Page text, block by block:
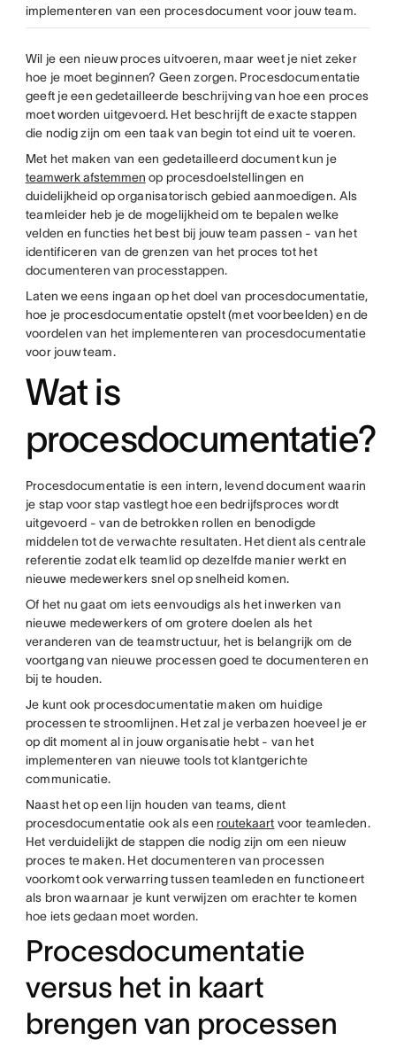
implementeren van een procesdocument voor jouw team.
Wil je een nieuw proces uitvoeren, maar weet je niet zeker
hoe je moet beginnen? Geen zorgen. Procesdocumentatie
geeft je een gedetailleerde beschrijving van hoe een proces
moet worden uitgevoerd. Het beschrijft de exacte stappen
die nodig zijn om een taak van begin tot eind uit te voeren.
Met het maken van een gedetailleerd document kun je
teamwerk afstemmen op procesdoelstellingen en
duidelijkheid op organisatorisch gebied aanmoedigen. Als
teamleider heb je de mogelijkheid om te bepalen welke
velden en functies het best bij jouw team passen - van het
identificeren van de grenzen van het proces tot het
documenteren van processtappen.
Laten we eens ingaan op het doel van procesdocumentatie,
hoe je procesdocumentatie opstelt (met voorbeelden) en de
voordelen van het implementeren van procesdocumentatie
voor jouw team.
Wat is
procesdocumentatie?
Procesdocumentatie is een intern, levend document waarin
je stap voor stap vastlegt hoe een bedrijfsproces wordt
uitgevoerd - van de betrokken rollen en benodigde
middelen tot de verwachte resultaten. Het dient als centrale
referentie zodat elk teamlid op dezelfde manier werkt en
nieuwe medewerkers snel op snelheid komen.
Of het nu gaat om iets eenvoudigs als het inwerken van
nieuwe medewerkers of om grotere doelen als het
veranderen van de teamstructuur, het is belangrijk om de
voortgang van nieuwe processen goed te documenteren en
bij te houden.
Je kunt ook procesdocumentatie maken om huidige
processen te stroomlijnen. Het zal je verbazen hoeveel je er
op dit moment al in jouw organisatie hebt - van het
implementeren van nieuwe tools tot klantgerichte
communicatie.
Naast het op een lijn houden van teams, dient
procesdocumentatie ook als een routekaart voor teamleden.
Het verduidelijkt de stappen die nodig zijn om een nieuw
proces te maken. Het documenteren van processen
voorkomt ook verwarring tussen teamleden en functioneert
als bron waarnaar je kunt verwijzen om erachter te komen
hoe iets gedaan moet worden.
Procesdocumentatie
versus het in kaart
brengen van processen